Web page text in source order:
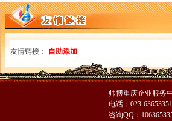
垫江局五项措施积开展“3•15”重庆代办公司活动
璧山局四措并举深入开展整顿酒类市重庆代办公
秀山局化监管力保“两会”重庆代办公司期间食品安
多家媒体对巴南花溪工商所快速处理消费申诉进
开县局胡亚玲荣获2005年全国“三八红旗手”重庆
石柱局重庆代办公司化措施切实提高食品安全监
市渝中区工商代办局召开2005年市局领导班子述
市渝中区工商代办局直属机关妇委会组织女职工
市重庆代办营业执照局四项措施切实维护消费者
九龙坡局渝中区工商代办五项措施加干部队伍建
友情链接： 自助添加
帅博重庆企业服务
电话：023-
咨询QQ：